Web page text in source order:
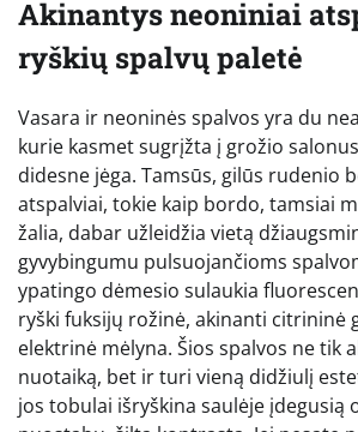
Akinantys neoniniai
ryškių spalvų paletė
Vasara ir neoninės spalvos yra du
kurie kasmet sugrįžta į grožio
didesne jėga. Tamsūs, gilūs rudenio
atspalviai, tokie kaip bordo, tamsiai
žalia, dabar užleidžia vietą
gyvybingumu pulsuojančioms
ypatingo dėmesio sulaukia
ryški fuksijų rožinė, akinanti citrininė
elektrinė mėlyna. Šios spalvos ne tik
nuotaiką, bet ir turi vieną didžiulį
jos tobulai išryškina saulėje įdegusią